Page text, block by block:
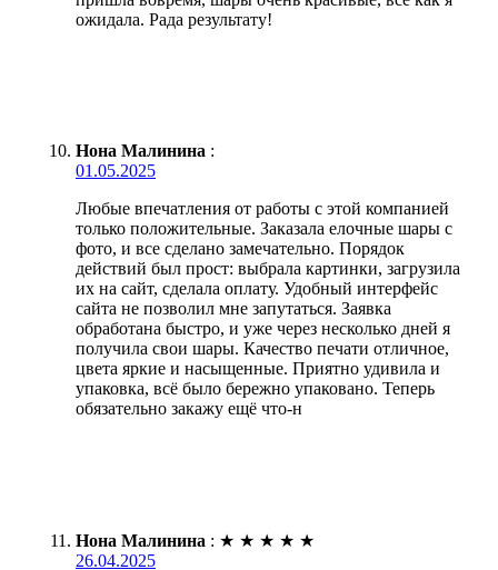
ожидала. Рада результату!
Нона Малинина :
01.05.2025
Любые впечатления от работы с этой компанией
только положительные. Заказала елочные шары с
фото, и все сделано замечательно. Порядок
действий был прост: выбрала картинки, загрузила
их на сайт, сделала оплату. Удобный интерфейс
сайта не позволил мне запутаться. Заявка
обработана быстро, и уже через несколько дней я
получила свои шары. Качество печати отличное,
цвета яркие и насыщенные. Приятно удивила и
упаковка, всё было бережно упаковано. Теперь
обязательно закажу ещё что-н
Нона Малинина : ★ ★ ★ ★ ★
26.04.2025